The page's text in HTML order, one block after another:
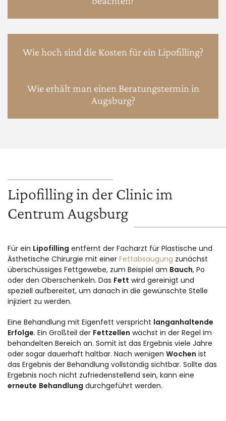
Wie hoch sind die Kosten für ein Lipofilling?
Wie erhält man einen Beratungstermin in
Augsburg?
Lipofilling in der Clinic im
Centrum Augsburg
Für ein Lipofilling entfernt der Facharzt für Plastische und
Ästhetische Chirurgie mit einer Fettabsaugung zunächst
überschüssiges Fettgewebe, zum Beispiel am Bauch, Po
oder den Oberschenkeln. Das Fett wird gereinigt und
speziell aufbereitet, um danach in die gewünschte Stelle
injiziert zu werden.
Eine Behandlung mit Eigenfett verspricht langanhaltende
Erfolge. Ein Großteil der Fettzellen wächst in der Regel im
behandelten Bereich an. Somit ist das Ergebnis viele Jahre
oder sogar dauerhaft haltbar. Nach wenigen Wochen ist
das Ergebnis der Behandlung vollständig sichtbar. Sollte das
Ergebnis noch nicht zufriedenstellend sein, kann eine
erneute Behandlung durchgeführt werden.